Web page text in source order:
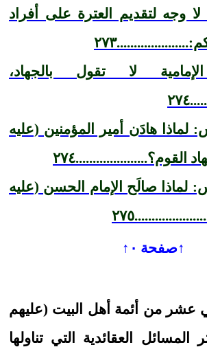
لا وجه لتقديم العترة على أفراد
لا تقول بالجهاد،
لماذا هادَن أمير المؤمنين (عليه
القوم؟.....................٢٧٤
لماذا صالَح الإمام الحسن (عليه
↑صفحة ٠↑
عشر من أئمة أهل البيت (عليهم
المسائل العقائدية التي تناولها